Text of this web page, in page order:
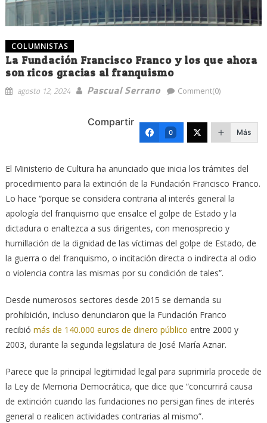
COLUMNISTAS
La Fundación Francisco Franco y los que ahora
son ricos gracias al franquismo
agosto 12, 2024 Pascual Serrano Comment(0)
Compartir
0 Más
El Ministerio de Cultura ha anunciado que inicia los trámites del
procedimiento para la extinción de la Fundación Francisco Franco.
Lo hace “porque se considera contraria al interés general la
apología del franquismo que ensalce el golpe de Estado y la
dictadura o enaltezca a sus dirigentes, con menosprecio y
humillación de la dignidad de las víctimas del golpe de Estado, de
la guerra o del franquismo, o incitación directa o indirecta al odio
o violencia contra las mismas por su condición de tales”.
Desde numerosos sectores desde 2015 se demanda su
prohibición, incluso denunciaron que la Fundación Franco
recibió más de 140.000 euros de dinero público entre 2000 y
2003, durante la segunda legislatura de José María Aznar.
Parece que la principal legitimidad legal para suprimirla procede de
la Ley de Memoria Democrática, que dice que “concurrirá causa
de extinción cuando las fundaciones no persigan fines de interés
general o realicen actividades contrarias al mismo”.